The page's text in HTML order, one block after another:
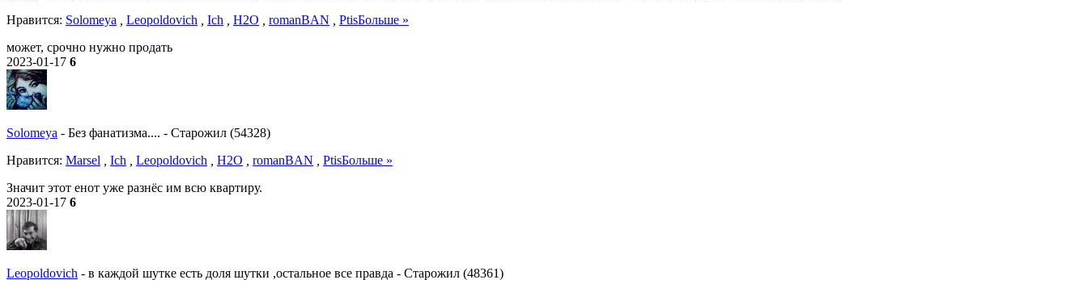
Нравитcя: Solomeya Leopoldovich Ich H2O romanBAN PtisБольше »
может, срочно нужно продать
2023-01-17 6
Solomeya - Без фанатизма.... - Старожил (54328)
Нравитcя: Marsel Ich Leopoldovich H2O romanBAN PtisБольше »
Значит этот енот уже разнёс им всю квартиру.
2023-01-17 6
Leopoldovich - в каждой шутке есть доля шутки ,остальное все правда - Старожил (48361)